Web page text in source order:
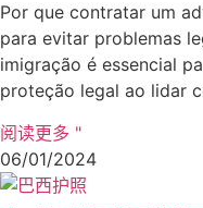
Por que contratar um
para evitar problemas
imigração é essencial
proteção legal ao lidar
阅读更多 "
06/01/2024